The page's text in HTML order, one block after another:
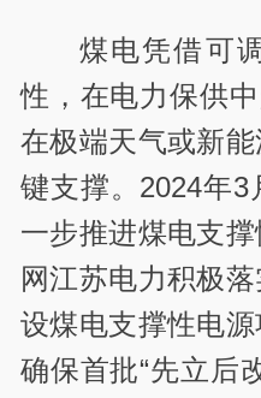
煤电凭借可
性，在电力保供中
在极端天气或新
键支撑。2024年
一步推进煤电支
网江苏电力积极
设煤电支撑性电源
确保首批“先立后